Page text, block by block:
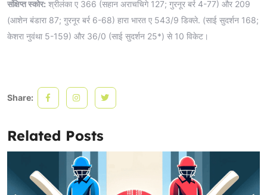
संक्षिप्त स्कोर: श्रीलंका ए 366 (सहान अराचचिगे 127; गुरनूर बर्र 4-77) और 209
(आशेन बंडारा 87; गुरनूर बर्र 6-68) हारा भारत ए 543/9 डिक्ले. (साई सुदर्शन 168;
केशरा नुवंथा 5-159) और 36/0 (साई सुदर्शन 25*) से 10 विकेट।
Share:
Related Posts